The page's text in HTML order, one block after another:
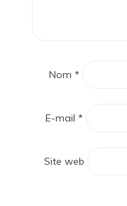
Nom *
E-mail *
Site web